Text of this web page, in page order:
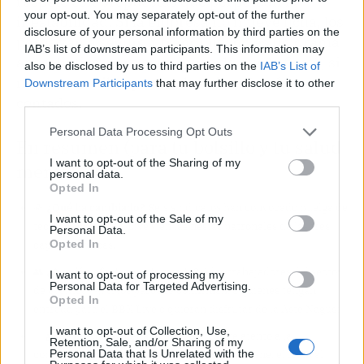
your opt-out. You may separately opt-out of the further
disclosure of your personal information by third parties on the
IAB’s list of downstream participants. This information may
also be disclosed by us to third parties on the IAB’s List of
Downstream Participants that may further disclose it to other
Personal Data Processing Opt Outs
I want to opt-out of the Sharing of my
personal data.
Opted In
I want to opt-out of the Sale of my
Personal Data.
Opted In
I want to opt-out of processing my
Personal Data for Targeted Advertising.
Opted In
I want to opt-out of Collection, Use,
Retention, Sale, and/or Sharing of my
Personal Data that Is Unrelated with the
inestabilidad. Si la empresa no mueve ficha, los
paros van a seguir. Y tranquilo: no es un drama
apocalíptico, pero sí un aviso de que la fiesta, si
no es sostenible para todos, tiene los días
contados.
mental)
técnicos en el BBK Live y en las fiestas patronales de las tres
capitales vascas.
¿A quién afecta exactamente?A los trabajadores del sector
de eventos —y, si los paros se confirman, a quienes tengan
entrada para el BBK Live o quieran disfrutar de la Aste Nagusi.
¿Qué puedes hacer al respecto? Estate atento a la
confirmación de fechas; si la huelga se mantiene, el festival